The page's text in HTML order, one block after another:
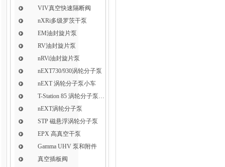
VIV真空快速隔断阀
nXRi多级罗茨干泵
EM油封旋片泵
RV油封旋片泵
nRVi油封旋片泵
nEXT730/930涡轮分子泵
nEXT 涡轮分子泵小车
nEXT涡轮分子泵
STP 磁悬浮涡轮分子泵
EPX 高真空干泵
Gamma UHV 泵和附件
真空插板阀